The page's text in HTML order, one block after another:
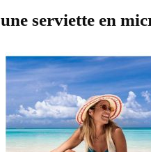
serviette en